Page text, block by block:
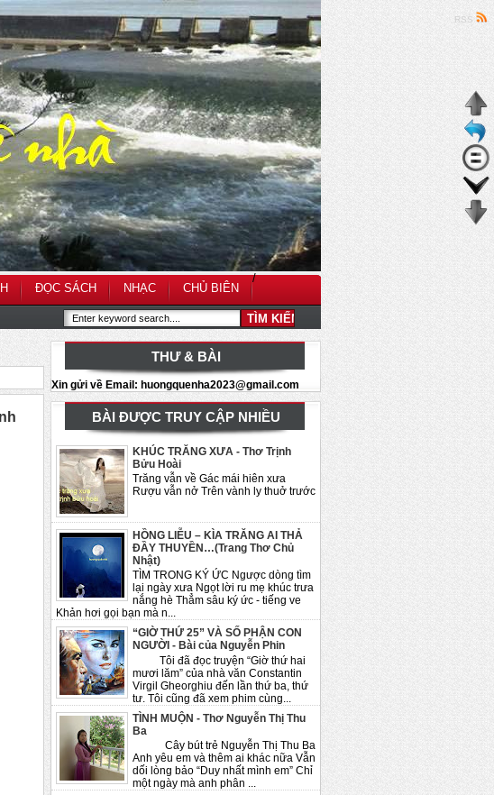
/
ĐỌC SÁCH NHẠC CHỦ BIÊN
RSS
THƯ & BÀI
Xin gửi về Email: huongquenha2023@gmail.com
BÀI ĐƯỢC TRUY CẬP NHIỀU
KHÚC TRĂNG XƯA - Thơ Trịnh
Bửu Hoài
Trăng vẫn về Gác mái hiên xưa
Rượu vẫn nở Trên vành ly thuở trước
HỒNG LIỄU – KÌA TRĂNG AI THẢ
ĐẦY THUYỀN…(Trang Thơ Chủ
Nhật)
TÌM TRONG KÝ ỨC Ngược dòng tìm
lại ngày xưa Ngọt lời ru mẹ khúc trưa
nắng hè Thẳm sâu ký ức - tiếng ve
Khản hơi gọi bạn mà n...
“GIỜ THỨ 25” VÀ SỐ PHẬN CON
NGƯỜI - Bài của Nguyễn Phin
Tôi đã đọc truyện “Giờ thứ hai
mươi lăm” của nhà văn Constantin
Virgil Gheorghiu đến lần thứ ba, thứ
tư. Tôi cũng đã xem phim cùng...
TÌNH MUỘN - Thơ Nguyễn Thị Thu
Ba
Cây bút trẻ Nguyễn Thị Thu Ba
Anh yêu em và thêm ai khác nữa Vẫn
dối lòng bảo “Duy nhất mình em” Chỉ
một ngày mà anh phân ...